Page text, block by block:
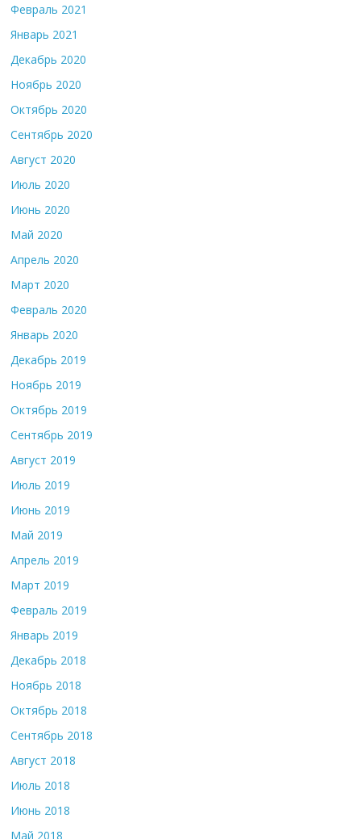
Февраль 2021
Январь 2021
Декабрь 2020
Ноябрь 2020
Октябрь 2020
Сентябрь 2020
Август 2020
Июль 2020
Июнь 2020
Май 2020
Апрель 2020
Март 2020
Февраль 2020
Январь 2020
Декабрь 2019
Ноябрь 2019
Октябрь 2019
Сентябрь 2019
Август 2019
Июль 2019
Июнь 2019
Май 2019
Апрель 2019
Март 2019
Февраль 2019
Январь 2019
Декабрь 2018
Ноябрь 2018
Октябрь 2018
Сентябрь 2018
Август 2018
Июль 2018
Июнь 2018
Май 2018